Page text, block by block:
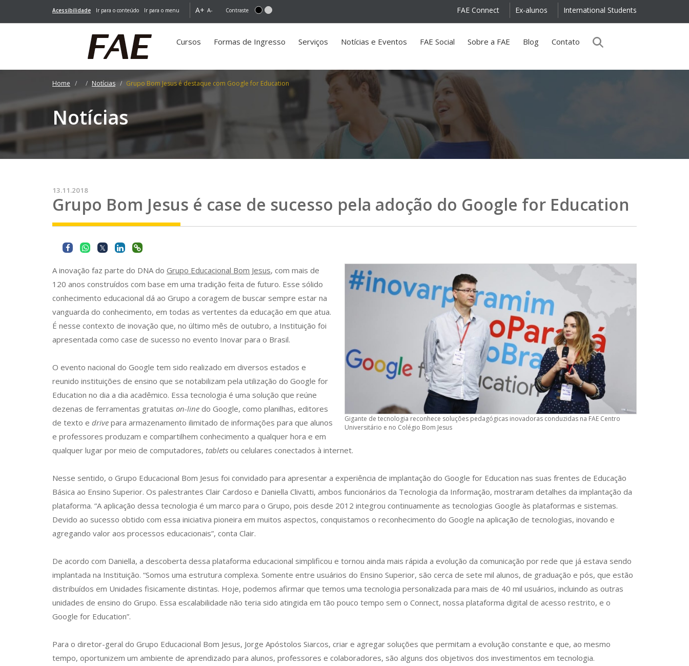
Acessibilidade Ir para o conteúdo Ir para o menu A+ A- Contraste International Students
Ex-alunos
FAE Connect
Cursos Formas de Ingresso Serviços Notícias e Eventos FAE Social Sobre a FAE Blog Contato
Home Notícias Grupo Bom Jesus é destaque com Google for Education
Notícias
13.11.2018
Grupo Bom Jesus é case de sucesso pela adoção do Google for Education
Gigante de tecnologia reconhece soluções pedagógicas inovadoras conduzidas na FAE Centro
Universitário e no Colégio Bom Jesus
A inovação faz parte do DNA do Grupo Educacional Bom Jesus, com mais de
120 anos construídos com base em uma tradição feita de futuro. Esse sólido
conhecimento educacional dá ao Grupo a coragem de buscar sempre estar na
vanguarda do conhecimento, em todas as vertentes da educação em que atua.
É nesse contexto de inovação que, no último mês de outubro, a Instituição foi
apresentada como case de sucesso no evento Inovar para o Brasil.
O evento nacional do Google tem sido realizado em diversos estados e
reunido instituições de ensino que se notabilizam pela utilização do Google for
Education no dia a dia acadêmico. Essa tecnologia é uma solução que reúne
dezenas de ferramentas gratuitas on-line do Google, como planilhas, editores
de texto e drive para armazenamento ilimitado de informações para que alunos
e professores produzam e compartilhem conhecimento a qualquer hora e em
qualquer lugar por meio de computadores, tablets ou celulares conectados à internet.
Nesse sentido, o Grupo Educacional Bom Jesus foi convidado para apresentar a experiência de implantação do Google for Education nas suas frentes de Educação
Básica ao Ensino Superior. Os palestrantes Clair Cardoso e Daniella Clivatti, ambos funcionários da Tecnologia da Informação, mostraram detalhes da implantação da
plataforma. “A aplicação dessa tecnologia é um marco para o Grupo, pois desde 2012 integrou continuamente as tecnologias Google às plataformas e sistemas.
Devido ao sucesso obtido com essa iniciativa pioneira em muitos aspectos, conquistamos o reconhecimento do Google na aplicação de tecnologias, inovando e
agregando valor aos processos educacionais”, conta Clair.
De acordo com Daniella, a descoberta dessa plataforma educacional simplificou e tornou ainda mais rápida a evolução da comunicação por rede que já estava sendo
implantada na Instituição. “Somos uma estrutura complexa. Somente entre usuários do Ensino Superior, são cerca de sete mil alunos, de graduação e pós, que estão
distribuídos em Unidades fisicamente distintas. Hoje, podemos afirmar que temos uma tecnologia personalizada para mais de 40 mil usuários, incluindo as outras
unidades de ensino do Grupo. Essa escalabilidade não teria sido atingida em tão pouco tempo sem o Connect, nossa plataforma digital de acesso restrito, e o
Google for Education”.
Para o diretor-geral do Grupo Educacional Bom Jesus, Jorge Apóstolos Siarcos, criar e agregar soluções que permitam a evolução constante e que, ao mesmo
tempo, oportunizem um ambiente de aprendizado para alunos, professores e colaboradores, são alguns dos objetivos dos investimentos em tecnologia.